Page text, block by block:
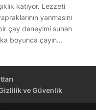
katıyor. Lezzeti
yanmasını
çay deneyimi sunan
boyunca çayın...
ve Güvenlik